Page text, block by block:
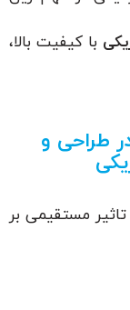
با کیفیت بالا،
طراحی و
مستقیمی بر